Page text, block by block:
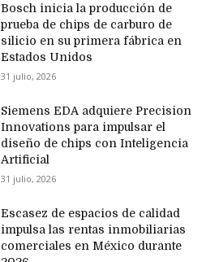
Bosch inicia la producción de
prueba de chips de carburo de
silicio en su primera fábrica en
Estados Unidos
31 julio, 2026
Siemens EDA adquiere Precision
Innovations para impulsar el
diseño de chips con Inteligencia
Artificial
31 julio, 2026
Escasez de espacios de calidad
impulsa las rentas inmobiliarias
comerciales en México durante